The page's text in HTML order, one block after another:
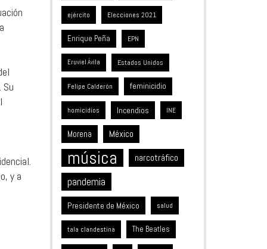
Su
y a
ejército Elecciones 2021
Enrique Peña EPN
Eruviel Ávila Estados Unidos
Felipe Calderón feminicidio
homicidios Incendios INE
Morena México
música narcotráfico
pandemia
Presidente de México salud
tala clandestina The Beatles